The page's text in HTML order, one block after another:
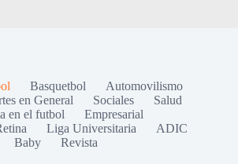
Basquetbol
Automovilismo
en General Sociales
Salud
en el futbol
Empresarial
Liga Universitaria
ADIC
Baby
Revista